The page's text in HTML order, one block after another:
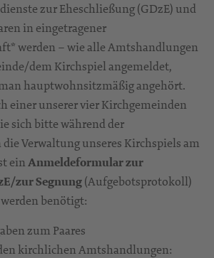
i
n
zur Eheschließung (GDzE) und
in eingetragener
werden – wie alle Amtshandlungen
dem Kirchspiel angemeldet,
hauptwohnsitzmäßig angehört.
einer unserer vier Kirchgemeinden
sich bitte während der
Verwaltung unseres Kirchspiels am
einAnmeldeformular zur
zur Segnung(Aufgebotsprotokoll)
benötigt:
zum Paares
kirchlichen Amtshandlungen: